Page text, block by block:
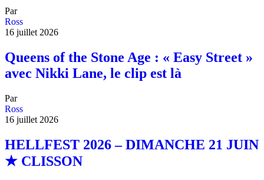
Par
Ross
16 juillet 2026
Queens of the Stone Age : « Easy Street »
avec Nikki Lane, le clip est là
Par
Ross
16 juillet 2026
HELLFEST 2026 – DIMANCHE 21 JUIN
★ CLISSON